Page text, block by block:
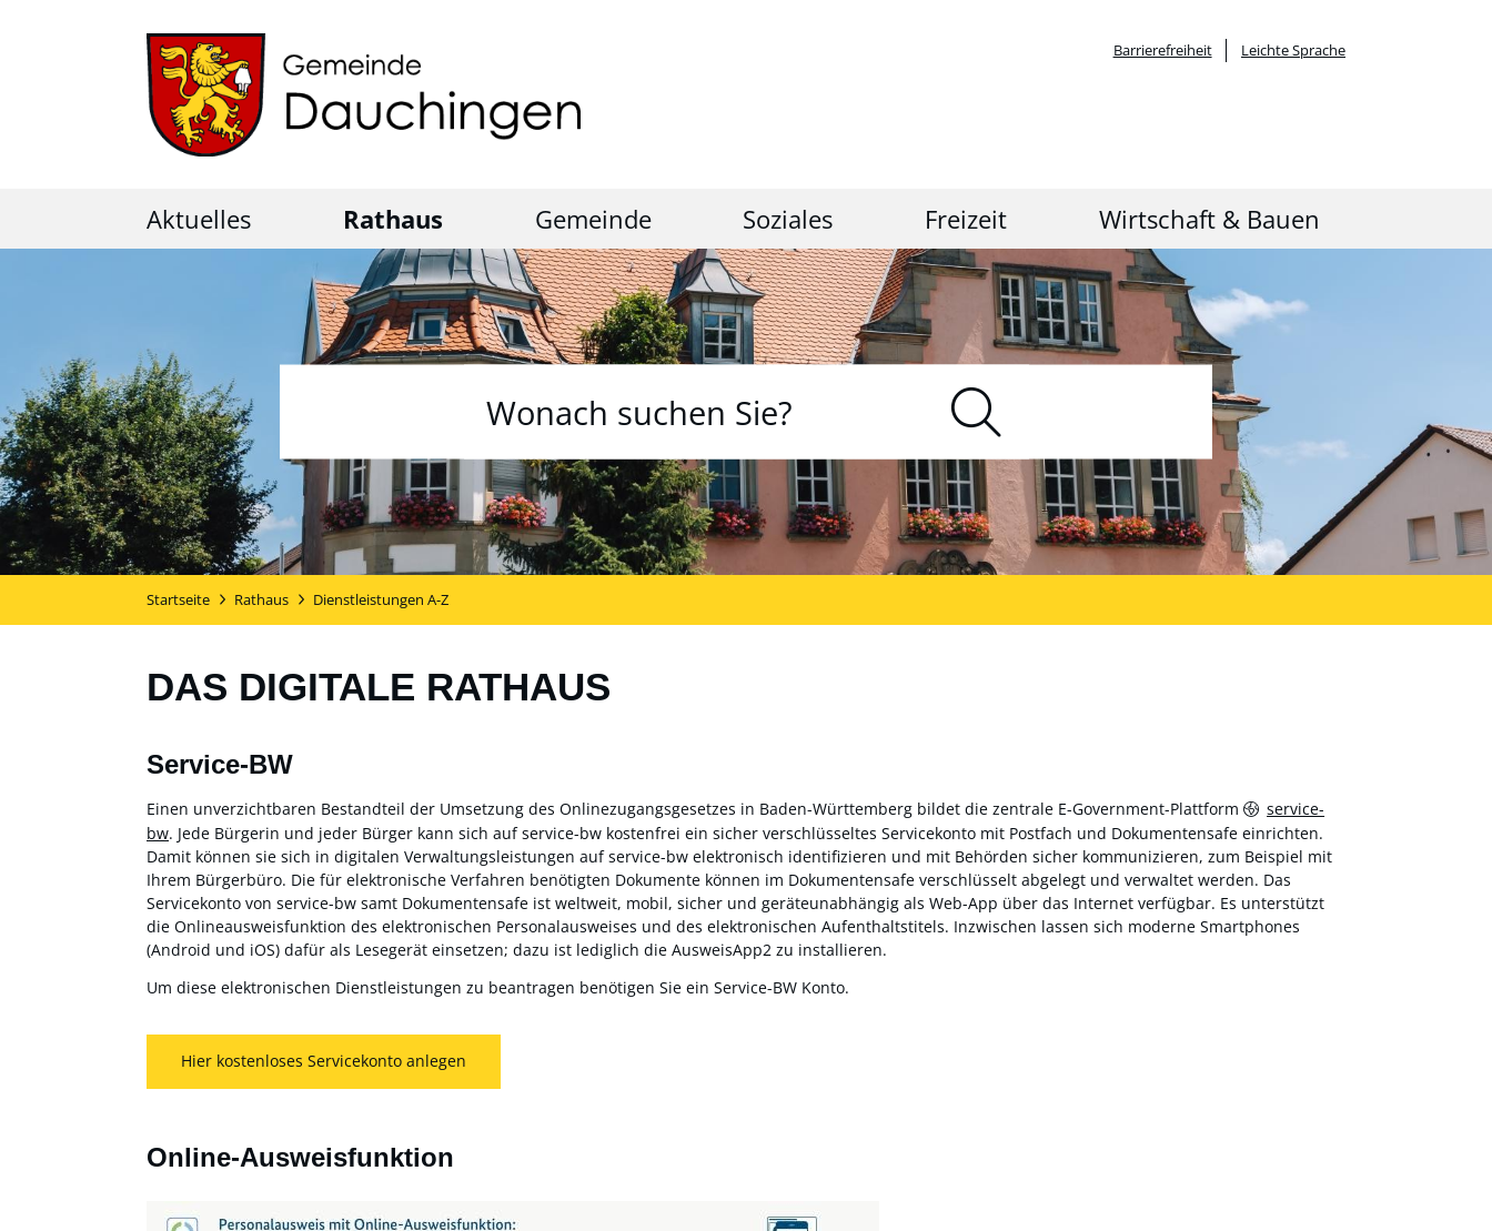
Barrierefreiheit Leichte Sprache
Aktuelles Rathaus Gemeinde Soziales Freizeit Wirtschaft & Bauen
Startseite Rathaus Dienstleistungen A-Z
DAS DIGITALE RATHAUS
Service-BW
Einen unverzichtbaren Bestandteil der Umsetzung des Onlinezugangsgesetzes in Baden-Württemberg bildet die zentrale E-Government-Plattform
service-
bw. Jede Bürgerin und jeder Bürger kann sich auf service-bw kostenfrei ein sicher verschlüsseltes Servicekonto mit Postfach und Dokumentensafe einrichten.
Damit können sie sich in digitalen Verwaltungsleistungen auf service-bw elektronisch identifizieren und mit Behörden sicher kommunizieren, zum Beispiel mit
Ihrem Bürgerbüro. Die für elektronische Verfahren benötigten Dokumente können im Dokumentensafe verschlüsselt abgelegt und verwaltet werden. Das
Servicekonto von service-bw samt Dokumentensafe ist weltweit, mobil, sicher und geräteunabhängig als Web-App über das Internet verfügbar. Es unterstützt
die Onlineausweisfunktion des elektronischen Personalausweises und des elektronischen Aufenthaltstitels. Inzwischen lassen sich moderne Smartphones
(Android und iOS) dafür als Lesegerät einsetzen; dazu ist lediglich die AusweisApp2 zu installieren.
Um diese elektronischen Dienstleistungen zu beantragen benötigen Sie ein Service-BW Konto.
Hier kostenloses Servicekonto anlegen
Online-Ausweisfunktion